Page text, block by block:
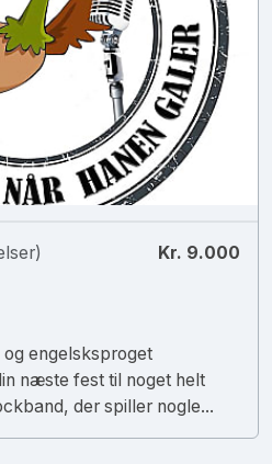
Kr. 9.000
engelsksproget
næste fest til noget helt
der spiller nogle...